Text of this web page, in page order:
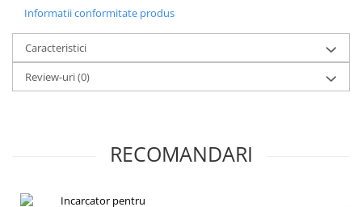
Aparate foto
Aspiratoare
Camere video
Diverse
Informatii conformitate produs
Caracteristici
Review-uri(0)
RECOMANDARI